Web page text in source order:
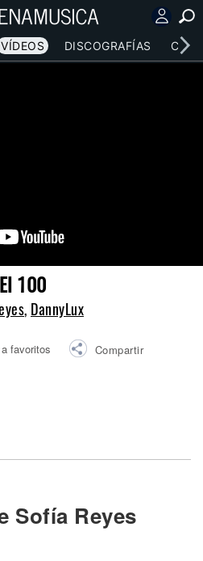
VÍDEOS DISCOGRAFÍAS
El 100
, DannyLux
favoritos Compartir
Sofía Reyes